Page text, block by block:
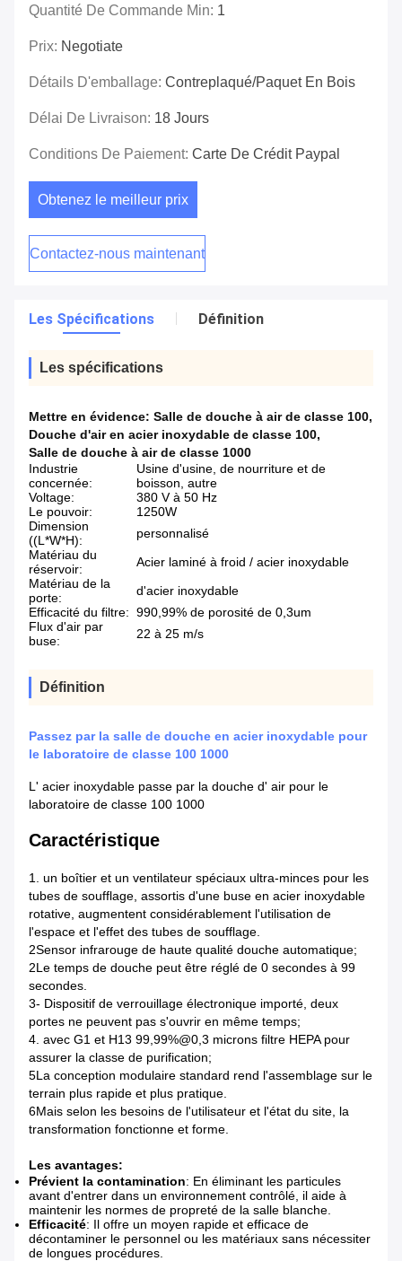
Quantité De Commande Min: 1
Prix: Negotiate
Détails D'emballage: Contreplaqué/paquet En Bois
Délai De Livraison: 18 Jours
Conditions De Paiement: Carte De Crédit Paypal
Obtenez le meilleur prix
Contactez-nous maintenant
Les Spécifications Définition
Les spécifications
Mettre en évidence: Salle de douche à air de classe 100,
Douche d'air en acier inoxydable de classe 100,
Salle de douche à air de classe 1000
Industrie
concernée:
Usine d'usine, de nourriture et de
boisson, autre
Voltage:
380 V à 50 Hz
Le pouvoir:
1250W
Dimension
((L*W*H):
personnalisé
Matériau du
réservoir:
Acier laminé à froid / acier inoxydable
Matériau de la
porte:
d'acier inoxydable
Efficacité du filtre: 990,99% de porosité de 0,3um
Flux d'air par
buse:
22 à 25 m/s
Définition
Passez par la salle de douche en acier inoxydable pour
le laboratoire de classe 100 1000
L' acier inoxydable passe par la douche d' air pour le
laboratoire de classe 100 1000
Caractéristique
1. un boîtier et un ventilateur spéciaux ultra-minces pour les
tubes de soufflage, assortis d'une buse en acier inoxydable
rotative, augmentent considérablement l'utilisation de
l'espace et l'effet des tubes de soufflage.
2Sensor infrarouge de haute qualité douche automatique;
2Le temps de douche peut être réglé de 0 secondes à 99
secondes.
3- Dispositif de verrouillage électronique importé, deux
portes ne peuvent pas s'ouvrir en même temps;
4. avec G1 et H13 99,99%@0,3 microns filtre HEPA pour
assurer la classe de purification;
5La conception modulaire standard rend l'assemblage sur le
terrain plus rapide et plus pratique.
6Mais selon les besoins de l'utilisateur et l'état du site, la
transformation fonctionne et forme.
Les avantages:
Prévient la contamination: En éliminant les particules
avant d'entrer dans un environnement contrôlé, il aide à
maintenir les normes de propreté de la salle blanche.
Efficacité: Il offre un moyen rapide et efficace de
décontaminer le personnel ou les matériaux sans nécessiter
de longues procédures.